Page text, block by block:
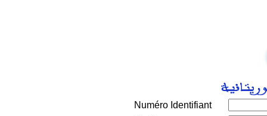
Numéro Identifiant